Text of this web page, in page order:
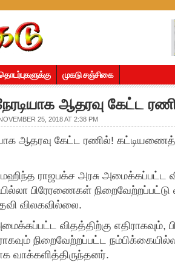
முகடு சஞ்சிகை
ஆதரவு கேட்ட
25, 2018 AT 2:38 PM
ஆதரவு கேட்ட ரணில்!
ராஜபக்ச அரசு அமைக்கப்பட்ட
பிரேரணைகள் நிறைவேற்றப்பட்டு
விலகவில்லை.
விதத்திற்கு எதிராகவும்,
நிறைவேற்றப்பட்ட
வாக்களித்திருந்தனர்.